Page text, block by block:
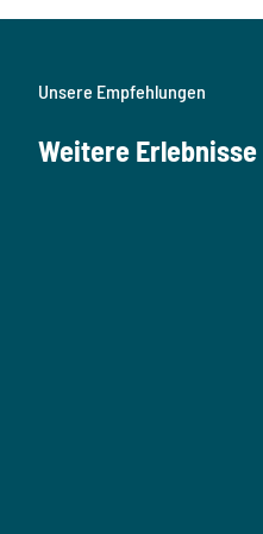
Unsere Empfehlungen
Weitere Erlebnisse